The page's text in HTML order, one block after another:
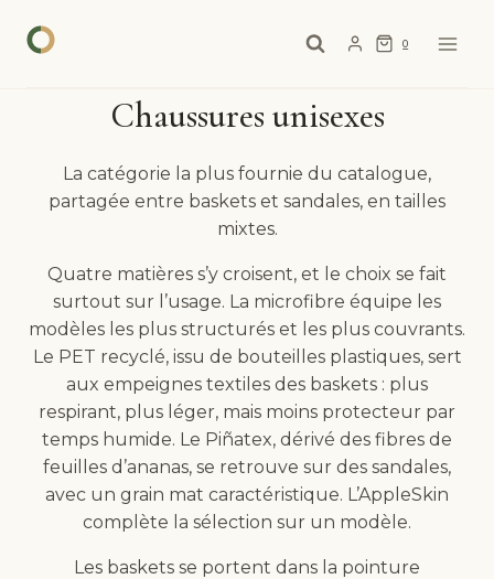
0
Chaussures unisexes
La catégorie la plus fournie du catalogue,
partagée entre baskets et sandales, en tailles
mixtes.
Quatre matières s’y croisent, et le choix se fait
surtout sur l’usage. La microfibre équipe les
modèles les plus structurés et les plus couvrants.
Le PET recyclé, issu de bouteilles plastiques, sert
aux empeignes textiles des baskets : plus
respirant, plus léger, mais moins protecteur par
temps humide. Le Piñatex, dérivé des fibres de
feuilles d’ananas, se retrouve sur des sandales,
avec un grain mat caractéristique. L’AppleSkin
complète la sélection sur un modèle.
Les baskets se portent dans la pointure